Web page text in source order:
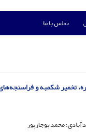
تماس با ما
تخمیر شکمبه و
محمد بوجارپور